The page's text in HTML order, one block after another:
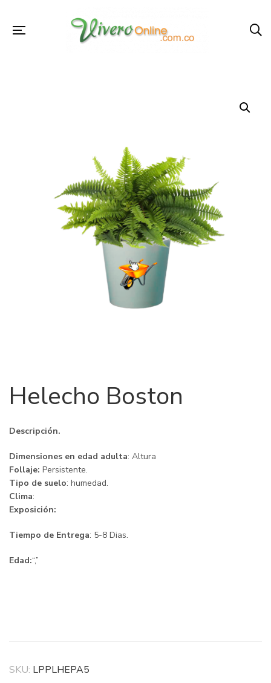
Helecho Boston
Descripción.
Dimensiones en edad adulta: Altura
Follaje: Persistente.
Tipo de suelo: humedad.
Clima:
Exposición:
Tiempo de Entrega: 5-8 Dias.
Edad:“,”
SKU: LPPLHEPA5